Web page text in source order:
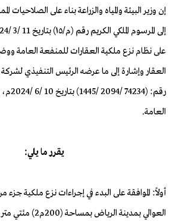
إن وزير البيئة والمياه والزراعة بناء على الصلاحيات
على نظام نزع ملكية العقارات للمنفعة العامة
العقار وإشارة إلى ما عرضه الرئيس التنفيذي لشركة
رقم:
العامة.
يقرر ما يلي:
أولاً: الموافقة على البدء في إجراءات نزع ملكية
العوالي بمدينة